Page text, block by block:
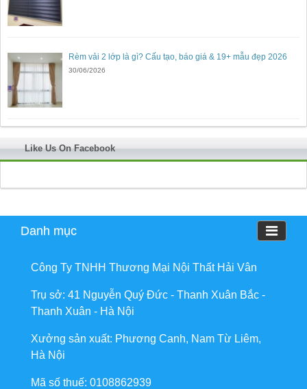
Rèm vải 2 lớp là gì? Cấu tạo, báo giá & 19+ mẫu đẹp 2026
30/06/2026
Like Us On Facebook
Danh mục
Công Ty TNHH Thương Mại Nội Thất Hải Vân
Trụ sở: 41 Nguyễn Quý Đức - Thanh Xuân Bắc -
Thanh Xuân - Hà Nội
Xưởng sản xuất: Phương Canh, Nam Từ Liêm,
Hà Nội
Mã số thuế: 0108862939